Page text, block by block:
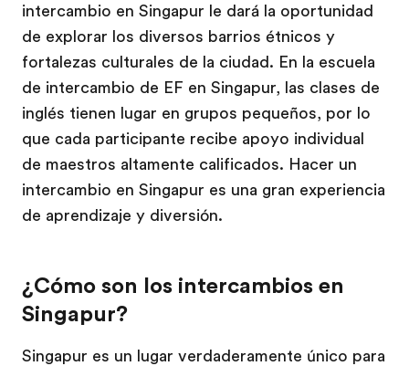
intercambio en Singapur le dará la oportunidad
de explorar los diversos barrios étnicos y
fortalezas culturales de la ciudad. En la escuela
de intercambio de EF en Singapur, las clases de
inglés tienen lugar en grupos pequeños, por lo
que cada participante recibe apoyo individual
de maestros altamente calificados. Hacer un
intercambio en Singapur es una gran experiencia
de aprendizaje y diversión.
¿Cómo son los intercambios en
Singapur?
Singapur es un lugar verdaderamente único para